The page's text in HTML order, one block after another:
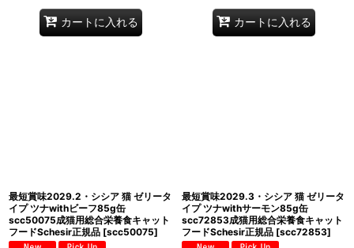
カートに入れる カートに入れる
最短賞味2029.2・シシア 猫 ゼリータ
イプ ツナwithビーフ85g缶
scc50075成猫用総合栄養食キャット
フードSchesir正規品 [scc50075]
最短賞味2029.3・シシア 猫 ゼリータ
イプ ツナwithサーモン85g缶
scc72853成猫用総合栄養食キャット
フードSchesir正規品 [scc72853]